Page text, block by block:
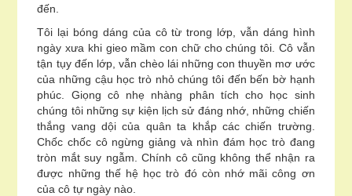
đến.
Tôi lại bóng dáng của cô từ trong lớp, vẫn dáng hình
ngày xưa khi gieo mầm con chữ cho chúng tôi. Cô vẫn
tận tụy đến lớp, vẫn chèo lái những con thuyền mơ ước
của những cậu học trò nhỏ chúng tôi đến bến bờ hạnh
phúc. Giọng cô nhẹ nhàng phân tích cho học sinh
chúng tôi những sự kiện lịch sử đáng nhớ, những chiến
thắng vang dội của quân ta khắp các chiến trường.
Chốc chốc cô ngừng giảng và nhìn đám học trò đang
tròn mắt suy ngẫm. Chính cô cũng không thể nhận ra
được những thế hệ học trò đó còn nhớ mãi công ơn
của cô tự ngày nào.